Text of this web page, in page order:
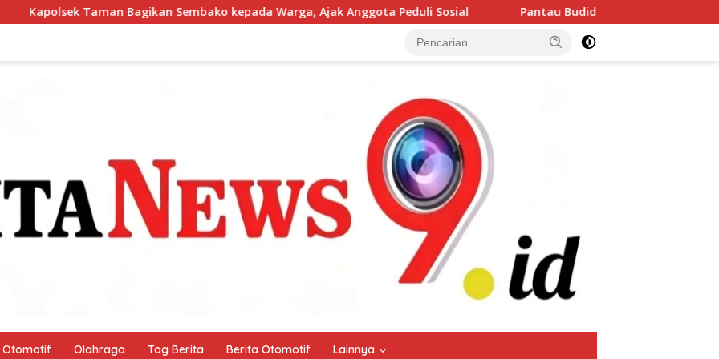
kepada Warga, Ajak Anggota Peduli Sosial Pantau Budidaya Lele di Genengwaru, Bhabinkamtibmas
Otomotif Olahraga Tag Berita Berita Otomotif Lainnya